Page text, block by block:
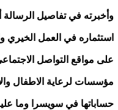
وأخبرته في تفاصيل الرسالة
استثماره في العمل الخيري
على مواقع التواصل
مؤسسات لرعاية الاطفال
حساباتها في سويسرا وما